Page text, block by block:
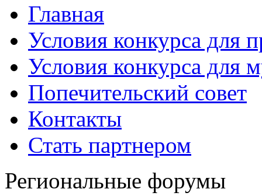
Главная
Условия конкурса для
Условия конкурса для
Попечительский совет
Контакты
Стать партнером
Региональные форумы